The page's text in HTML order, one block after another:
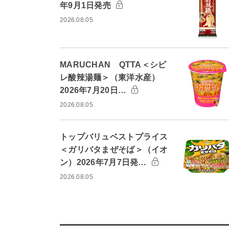
年9月1日発売
2026.08.05
MARUCHAN QTTA＜シビ
レ酸辣湯麺＞（東洋水産）
2026年7月20日…
2026.08.05
トップバリュベストプライス
＜ガリバタまぜそば＞（イオ
ン）2026年7月7日発…
2026.08.05